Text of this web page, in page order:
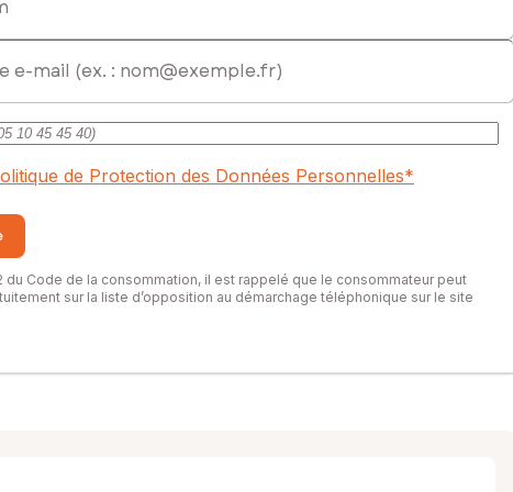
de Protection des Données Personnelles*
du Code de la consommation, il est rappelé que le consommateur peut
sur la liste d’opposition au démarchage téléphonique sur le site